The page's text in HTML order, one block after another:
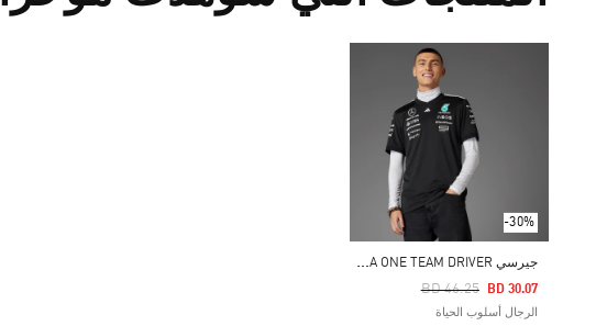
-30%
ج
يرسي MERCEDES - AMG PETRONAS FORMULA ONE TEAM DRIVER
Price Reduced From
BD 46.25
To BD 30.07
الرجال أسلوب الحياة